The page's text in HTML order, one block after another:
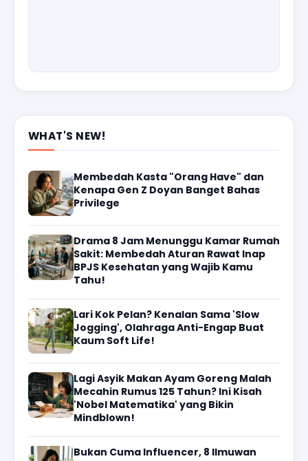
WHAT'S NEW!
Membedah Kasta "Orang Have" dan
Kenapa Gen Z Doyan Banget Bahas
Privilege
Drama 8 Jam Menunggu Kamar Rumah
Sakit: Membedah Aturan Rawat Inap
BPJS Kesehatan yang Wajib Kamu
Tahu!
Lari Kok Pelan? Kenalan Sama 'Slow
Jogging', Olahraga Anti-Engap Buat
Kaum Soft Life!
Lagi Asyik Makan Ayam Goreng Malah
Mecahin Rumus 125 Tahun? Ini Kisah
'Nobel Matematika' yang Bikin
Mindblown!
Bukan Cuma Influencer, 8 Ilmuwan